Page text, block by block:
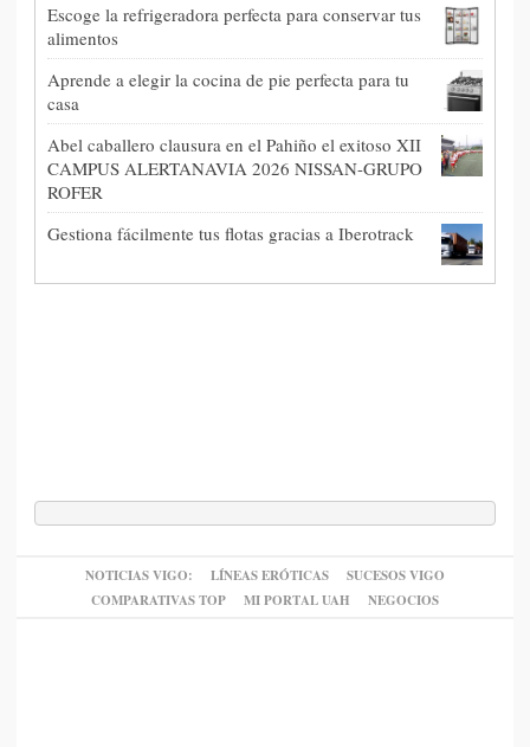
Escoge la refrigeradora perfecta para conservar tus
alimentos
Aprende a elegir la cocina de pie perfecta para tu
casa
Abel caballero clausura en el Pahiño el exitoso XII
CAMPUS ALERTANAVIA 2026 NISSAN-GRUPO
ROFER
Gestiona fácilmente tus flotas gracias a Iberotrack
NOTICIAS VIGO: LÍNEAS ERÓTICAS
SUCESOS VIGO
COMPARATIVAS TOP
MI PORTAL UAH NEGOCIOS